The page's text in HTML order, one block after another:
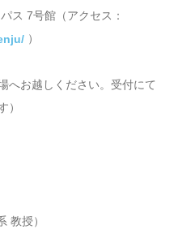
ス 7号館（アクセス：
）
へお越しください。受付にて
）
教授）